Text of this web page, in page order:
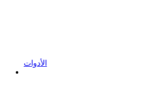
الأدوات